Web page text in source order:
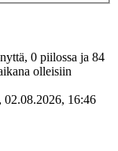
0 piilossa ja 84
olleisiin
02.08.2026, 16:46